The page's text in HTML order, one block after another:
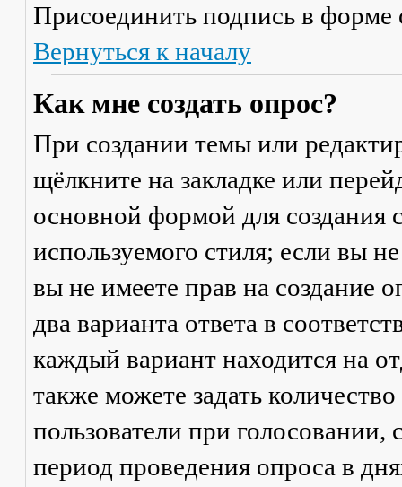
Присоединить подпись в форме
Вернуться к началу
Как мне создать опрос?
При создании темы или
щёлкните на закладке или
основной формой для создания
используемого стиля; если вы
вы не имеете прав на создание
два варианта ответа в
каждый вариант находится на
также можете задать
пользователи при
период проведения опроса в